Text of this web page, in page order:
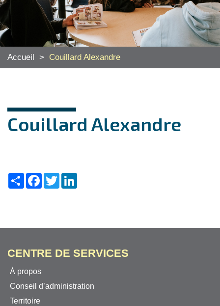
Accueil > Couillard Alexandre
Couillard Alexandre
ShareFacebook
Twitter
CENTRE DE SERVICES
À propos
Conseil d’administration
Territoire